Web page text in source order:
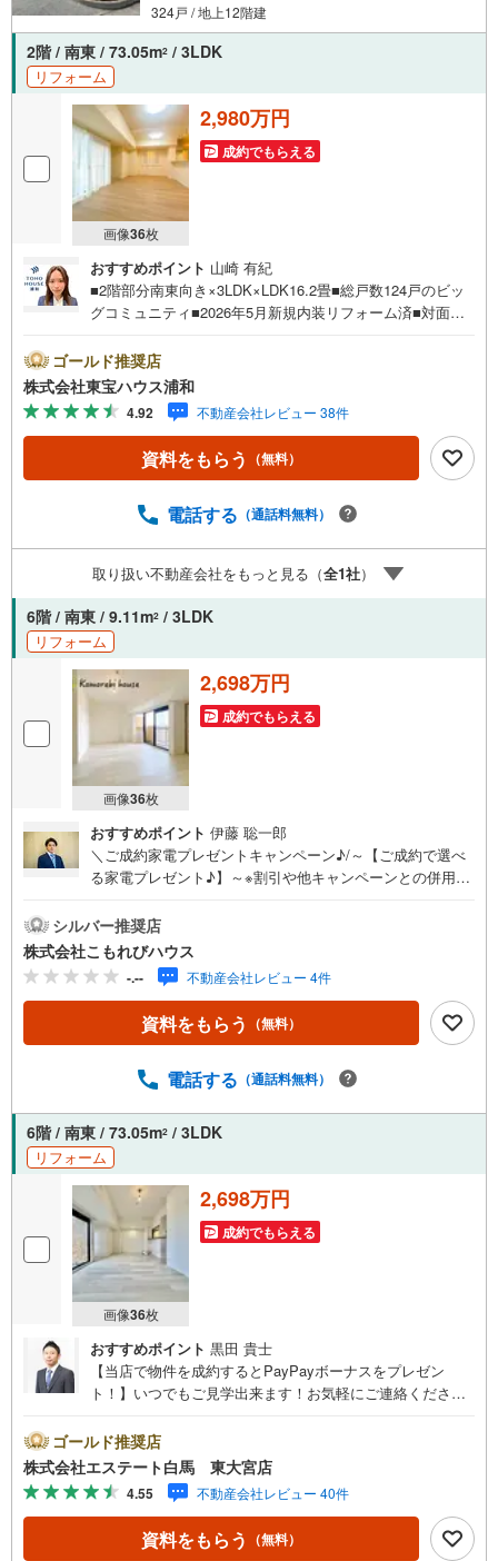
324戸 / 地上12階建
2階 / 南東 / 73.05m2 / 3LDK
リフォーム
画像36枚
2,980万円
成約でもらえる
おすすめポイント 山崎 有紀
■2階部分南東向き×3LDK×LDK16.2畳■総戸数124戸のビッ
グコミュニティ■2026年5月新規内装リフォーム済■対面キ
スまで徒歩3分■セブンイレブンまで徒歩2分営業時間:7:00
～22:00（年中無休）こちらの時間帯はお電話でのお問い合
わせがスムーズにご案内できますぜひお気軽にご連絡下さ
い！東宝ハウスライフソリューションズグループ 東宝ハ
ウス浦和 特別提携金利〔一例〕東宝ハウス浦和の住宅ロ
ーン■変動金利全期間引下げプラン⇒住宅ローン金利優遇割
金4000万円返済期間35年の総返済額の差額:303万円※2026
ートナーが直接ご対応ライフプランニング、かけつけサポ
ート、Club O…
ゴールド推奨店
株式会社東宝ハウス浦和
4.92 不動産会社レビュー 38件
資料をもらう （無料）
電話する （通話料無料）
取り扱い不動産会社をもっと見る（全1社）
6階 / 南東 / 9.11m2 / 3LDK
リフォーム
画像36枚
2,698万円
成約でもらえる
おすすめポイント 伊藤 聡一郎
＼ご成約家電プレゼントキャンペーン♪/～【ご成約で選べ
る家電プレゼント♪】～※割引や他キャンペーンとの併用は
士】・【大手ハウスメーカー経験者】・【ローンアドバイ
ザー】がサポートいたします！さいたま市・上尾市・桶川
市・北本市・鴻巣市・川島町・伊奈町・蓮田市・白岡市エ
リアの新築戸建て、中古戸建て、マンション、土地などの
取り扱いに特化しております！【Komorebi houseの強み】
☆新築・中古戸建て購入の方☆●毎年、提携業者（第三者機
ション）と同等検査が無料で行えます！☆レスポンス☆●内
談！ローン計画書もすぐお送りいたします！☆住宅ローン
☆●提携銀行多数、たくさんの銀行さんをご紹介できます！
●他社で否決・減額になってしまった方も承認実績あり！
シルバー推奨店
株式会社こもれびハウス
-.-- 不動産会社レビュー 4件
資料をもらう （無料）
電話する （通話料無料）
6階 / 南東 / 73.05m2 / 3LDK
リフォーム
画像36枚
2,698万円
成約でもらえる
おすすめポイント 黒田 貴士
【当店で物件を成約するとPayPayボーナスをプレゼン
ト！】いつでもご見学出来ます！お気軽にご連絡くださ
来店しやすい店舗です。お気軽にお立ち寄り下さい。～人
気のリモート見学・リモート相談サービス～・小さいお子
様や家事で外出できない、天気が悪く外出したくない時・L
INEやZOOMなど無料のアプリですぐにご利用いただけま
す・リモート見学はスタッフがご興味ある物件の現地から
映像をお届けします・写真では伝わりにくい「空気感」や
ゴールド推奨店
株式会社エステート白馬 東大宮店
4.55 不動産会社レビュー 40件
資料をもらう （無料）